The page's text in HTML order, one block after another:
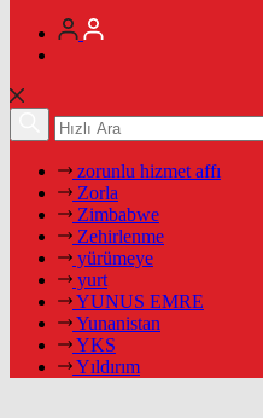
zorunlu hizmet affı
Zorla
Zimbabwe
Zehirlenme
yürümeye
yurt
YUNUS EMRE
Yunanistan
YKS
Yıldırım